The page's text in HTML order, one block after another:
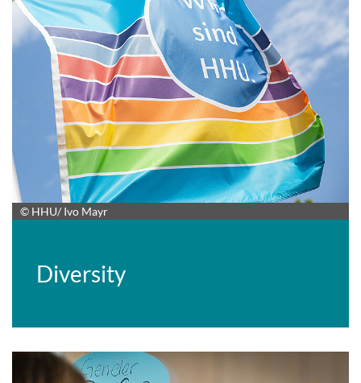
© HHU/ Ivo Mayr
Diversity